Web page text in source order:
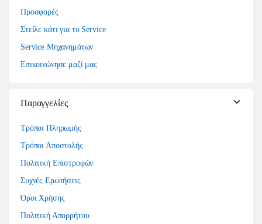
Προσφορές
Στείλε κάτι για το Service
Service Μηχανημάτων
Επικοινώνησε μαζί μας
Παραγγελίες
Τρόποι Πληρωμής
Τρόποι Αποστολής
Πολιτική Επιστροφών
Συχνές Ερωτήσεις
Όροι Χρήσης
Πολιτική Απορρήτου